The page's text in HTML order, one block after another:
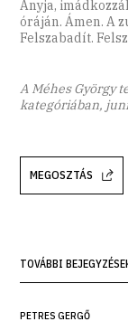
Anyja,
óráján. Ámen. A
Felszabadít.
A Méhes György
kategóriában,
MEGOSZTÁS
TOVÁBBI
PETRES GERGŐ